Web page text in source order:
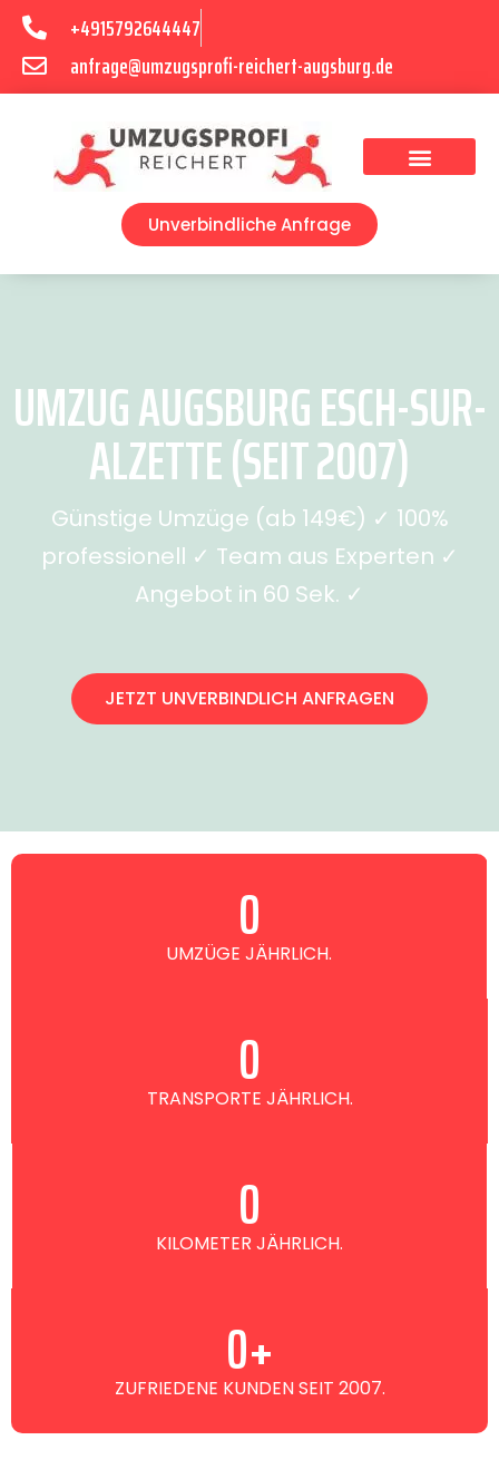
+4915792644447
anfrage@umzugsprofi-reichert-augsburg.de
Unverbindliche Anfrage
UMZUG AUGSBURG ESCH-SUR-
ALZETTE (SEIT 2007)
Günstige Umzüge (ab 149€) ✓ 100%
professionell ✓ Team aus Experten ✓
Angebot in 60 Sek. ✓
JETZT UNVERBINDLICH ANFRAGEN
UMZÜGE JÄHRLICH.
0
TRANSPORTE JÄHRLICH.
0
KILOMETER JÄHRLICH.
0
ZUFRIEDENE KUNDEN SEIT 2007.
0+